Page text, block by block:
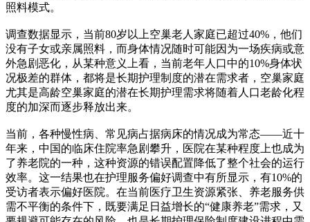
照料模式。
调查数据显示，当前80岁以上空巢老人家庭已超过40%，他们
没有子女或亲属照料，而身体情况随时可能因为一场疾病或意
外急剧恶化，从某种意义上看，当前老年人口中的10%身体状
况极差的群体，都将是长期护理制度的潜在需求者，空巢家庭
尤其是高龄空巢家庭的潜在长期护理需求将随着人口老龄化程
度的加深而逐步释放出来。
当前，各种慢性病、常见病占据病床的情况成为常态——近十
年来，中国的临床住院率急剧攀升，医院在某种程度上也成为
了养老院的一种，这种资源的错误配置降低了整个社会的运行
效率。这一结果也在护理服务偏好调查中有所显示，有10%的
受访者表示偏好医院。在当前医疗卫生资源紧张、养老服务供
需不平衡的条件下，既要满足日益增长的“健康养老”需求，又